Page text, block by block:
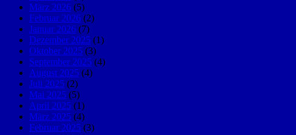
März 2026 (5)
Februar 2026 (2)
Januar 2026 (7)
Dezember 2025 (1)
Oktober 2025 (3)
September 2025 (4)
August 2025 (4)
Juli 2025 (2)
Mai 2025 (5)
April 2025 (1)
März 2025 (4)
Februar 2025 (3)